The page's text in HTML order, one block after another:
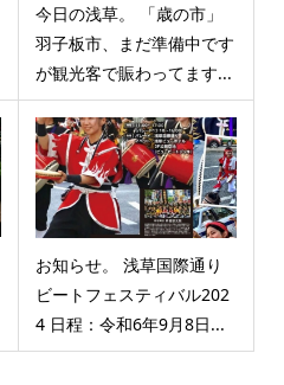
今日の浅草。 「歳の市」
羽子板市、まだ準備中です
が観光客で賑わってます...
お知らせ。 浅草国際通り
ビートフェスティバル202
4 日程：令和6年9月8日...